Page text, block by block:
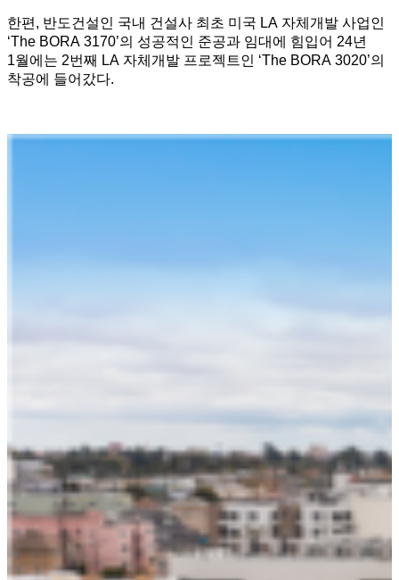
한편, 반도건설인 국내 건설사 최초 미국 LA 자체개발 사업인
‘The BORA 3170’의 성공적인 준공과 임대에 힘입어 24년
1월에는 2번째 LA 자체개발 프로젝트인 ‘The BORA 3020’의
착공에 들어갔다.